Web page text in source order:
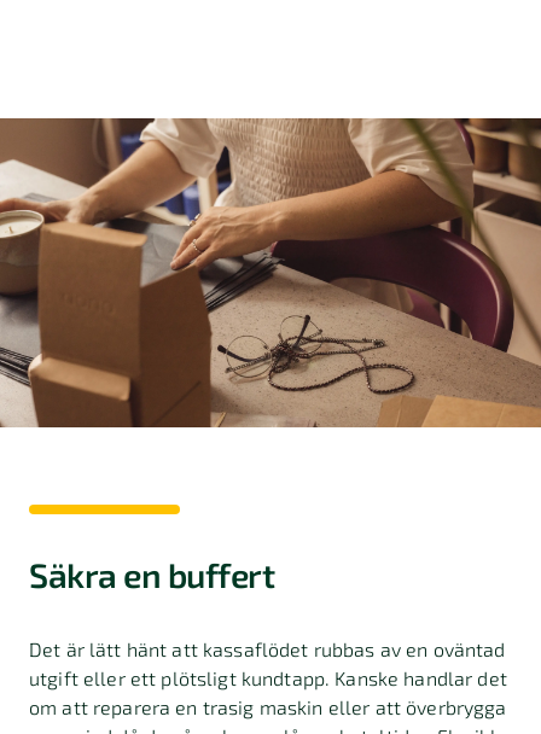
Säkra en buffert
Det är lätt hänt att kassaflödet rubbas av en oväntad
utgift eller ett plötsligt kundtapp. Kanske handlar det
om att reparera en trasig maskin eller att överbrygga